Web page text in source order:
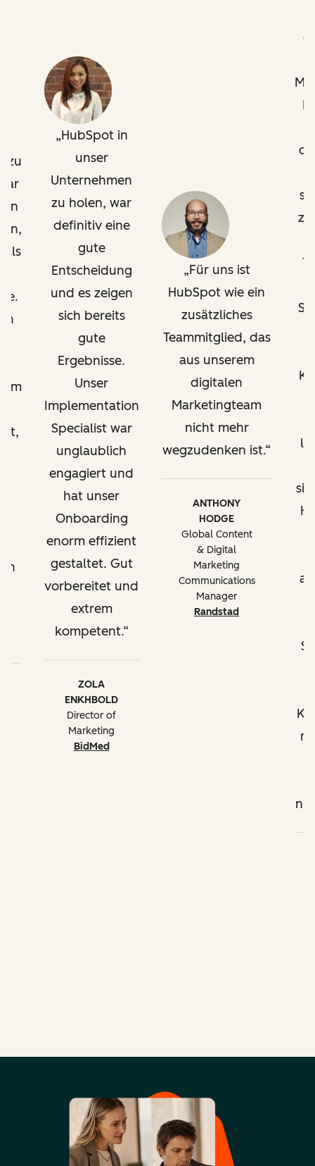
zu
als
HubSpot in
unser
Unternehmen
zu holen, war
definitiv eine
gute
Entscheidung
und es zeigen
sich bereits
gute
Ergebnisse.
Unser
Implementation
Specialist war
unglaublich
engagiert und
hat unser
Onboarding
enorm effizient
gestaltet. Gut
vorbereitet und
extrem
kompetent.
ZOLA
ENKHBOLD
Director of
Marketing
BidMed
Für uns ist
HubSpot wie ein
zusätzliches
Teammitglied, das
aus unserem
digitalen
Marketingteam
nicht mehr
wegzudenken ist.
ANTHONY
HODGE
Global Content
& Digital
Marketing
Communications
Manager
Randstad
zu